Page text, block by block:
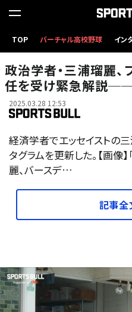
TOP バーチャル高校野球 イン
政治学者・三浦瑠麗
任を受け緊急解説
2025.03.28 12:53
経済学者でエッセイストの
タグラムを更新した。【画像
麗、バースデ…
記事全